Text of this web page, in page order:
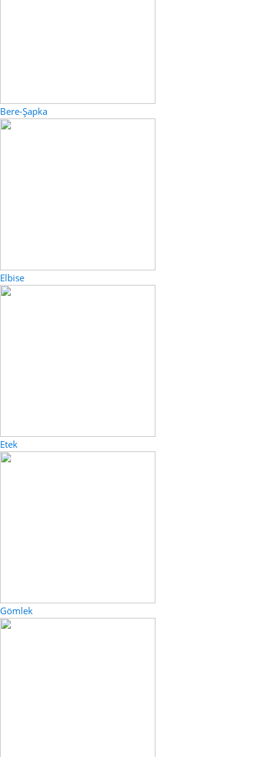
Bere-Şapka
Elbise
Etek
Gömlek